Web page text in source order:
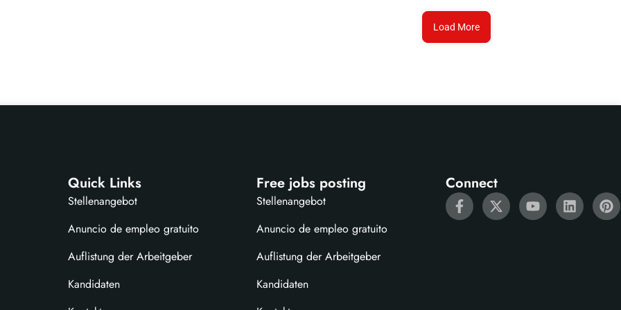
Load More
Quick Links
Stellenangebot
Anuncio de empleo gratuito
Auflistung der Arbeitgeber
Kandidaten
Free jobs posting
Stellenangebot
Anuncio de empleo gratuito
Auflistung der Arbeitgeber
Kandidaten
Connect